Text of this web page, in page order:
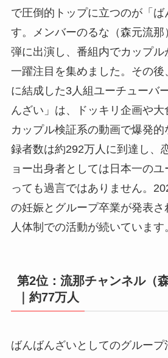
で圧倒的トップに立つのが「
す。メンバーのるな（森元流
弾に出演し、番組内でカップ
一躍注目を集めました。その
に結成した3人組ユーチューバ
んざい」は、ドッキリ企画や大
カップル検証系の動画で爆発
録者数は約292万人に到達し、
ョー出身者としては日本一の
っても過言ではありません。
の妊娠とグループ卒業が発表
人体制での活動が続いています
第2位：流那チャンネル（
｜約77万人
ばんばんざいとしてのグループ